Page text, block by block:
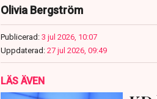
Olivia Bergström
Publicerad: 3 jul 2026, 10:07
Uppdaterad: 27 jul 2026, 09:49
LÄS ÄVEN